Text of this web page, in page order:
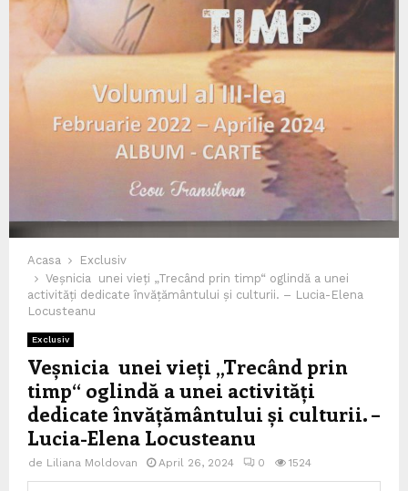
Acasa
Exclusiv
Veșnicia unei vieți „Trecând prin timp“ oglindă a unei
activități dedicate învățământului și culturii. – Lucia-Elena
Locusteanu
Exclusiv
Veșnicia unei vieți „Trecând prin
timp“ oglindă a unei activități
dedicate învățământului și culturii. –
Lucia-Elena Locusteanu
de Liliana Moldovan April 26, 2024 0 1524